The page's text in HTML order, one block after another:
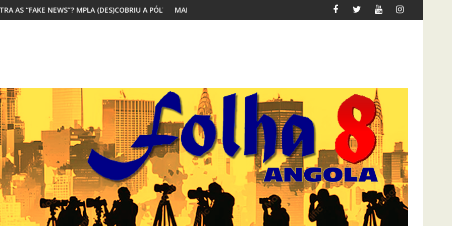
A PÓLVORAMAIORIA DOS JOVENS AFRICANOS QUER MIGRAR ATAQUE À UNITEL AINDA AFECTA A VIDA DOS